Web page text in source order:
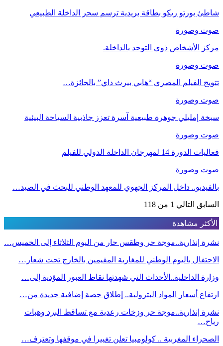
شاطئ بورتو ريكو بطاقة بريدية ترسم سحر الداخلة الطبيعي
صوت وصورة
مركز الأشخاص ذوي التوحد بالداخلة.
صوت وصورة
تتويج الفيلم المصري “هابي بيرث داي” بالجائزة…
صوت وصورة
سبخة إمليلي جوهرة طبيعية آسرة تعزز جاذبية السياحة البيئية
صوت وصورة
فعاليات الدورة 14 لمهرجان الداخلة الدولي للفيلم
صوت وصورة
بالفيديو.. داخل المركز الجهوي للمعهد الوطني للبحث في الصيد…
السابق التالي 1 من 118
الأكثر مشاهدة
نشرة إنذارية..موجة حر وطقس حار من اليوم الثلاثاء إلى الخميس…
الاحتفال باليوم الوطني للمغاربة المقيمين بالخارج تحت شعار…
وزارة الداخلية..الأحداث التي شهدتها نقاط العبور المؤدية إلى…
ارتفاع أسعار المواد البترولية.. إطلاق حصة إضافية جديدة من…
نشرة إنذارية..موجة حر وزخات رعدية مع تساقط البرد وهبات
رياح…
الصحراء المغربية .. كولومبيا تعلن تغييرا في موقفها وتعترف…